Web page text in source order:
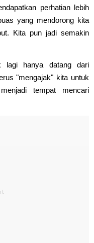
perhatian lebih
yang mendorong kita
Kita pun jadi semakin
lagi hanya datang dari
"mengajak" kita untuk
tempat mencari